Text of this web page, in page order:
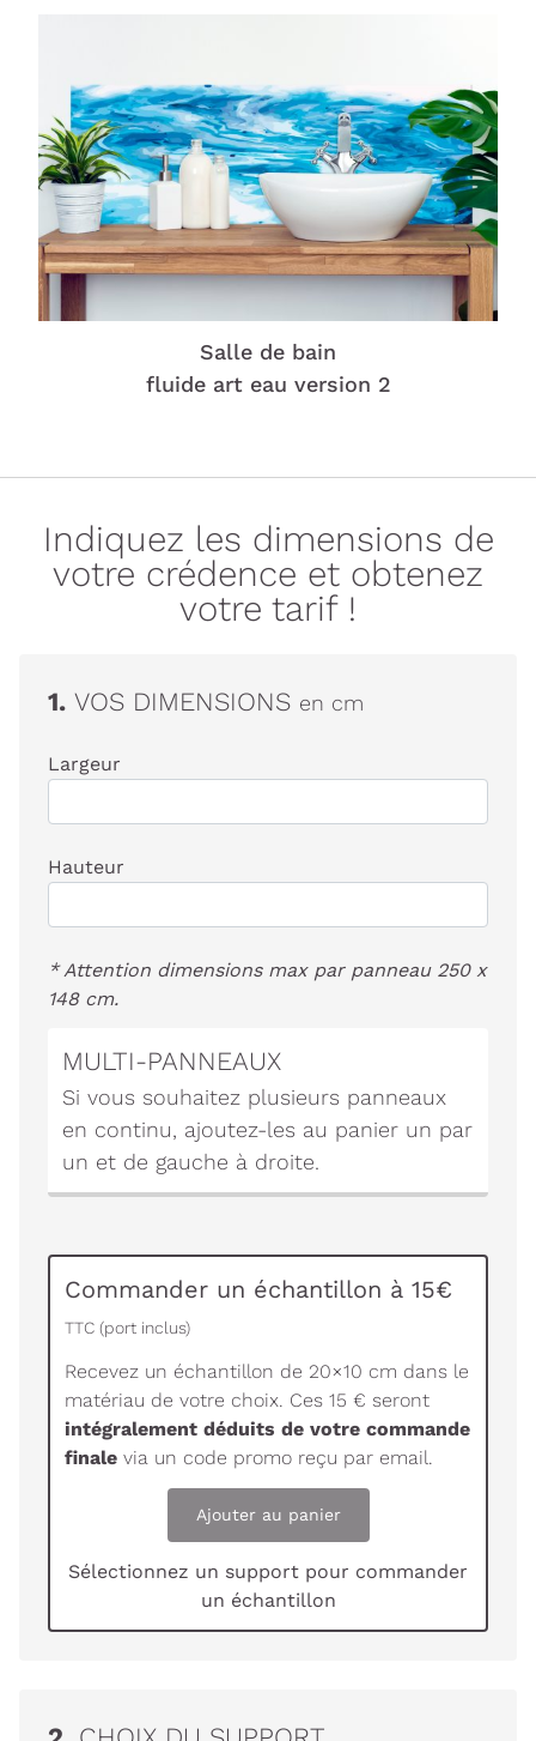
Salle de bain
fluide art eau version 2
Indiquez les dimensions de
votre crédence et obtenez
votre tarif !
1. VOS DIMENSIONS en cm
Largeur
Hauteur
* Attention dimensions max par panneau 250 x
148 cm.
MULTI-PANNEAUX
Si vous souhaitez plusieurs panneaux
en continu, ajoutez-les au panier un par
un et de gauche à droite.
Commander un échantillon à 15€
TTC (port inclus)
Recevez un échantillon de 20×10 cm dans le
matériau de votre choix. Ces 15 € seront
intégralement déduits de votre commande
finale via un code promo reçu par email.
Ajouter au panier
Sélectionnez un support pour commander
un échantillon